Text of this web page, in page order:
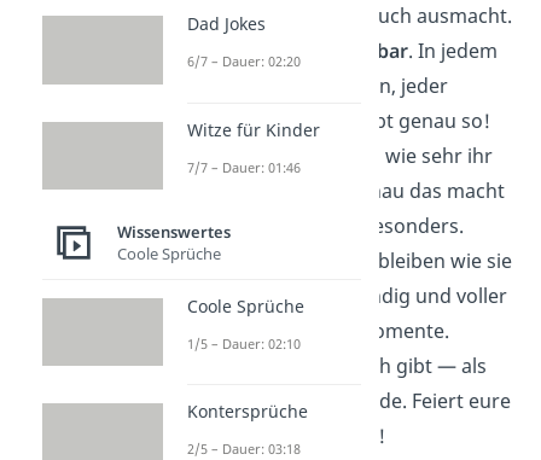
— mit allem, was euch ausmacht.
Eure Liebe ist
spürbar. In jedem
Blick, jedem Lächeln, jeder
kleinen Geste. Bleibt genau so!
Man sieht euch an, wie sehr ihr
und genau das macht
euch als Paar so besonders.
Möge eure Ehe so bleiben wie sie
ist:liebevoll
, lebendig und voller
schöner kleiner Momente.
Schön, dass es euch gibt — als
Paar
und als Freunde. Feiert eure
Liebe heute richtig!
Dad Jokes
6/7 – Dauer: 02:20
Witze für Kinder
7/7 – Dauer: 01:46
Wissenswertes
Coole Sprüche
Coole Sprüche
1/5 – Dauer: 02:10
Kontersprüche
2/5 – Dauer: 03:18